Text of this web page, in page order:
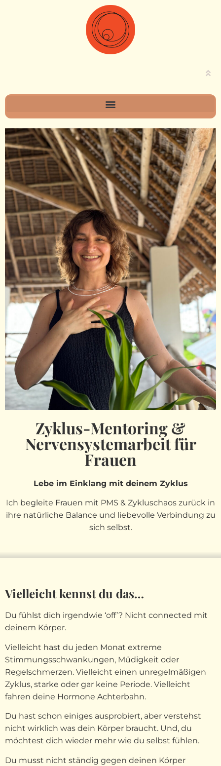
Zyklus-Mentoring &
Nervensystemarbeit für
Frauen
Lebe im Einklang mit deinem Zyklus
Ich begleite Frauen mit PMS & Zykluschaos zurück in
ihre natürliche Balance und liebevolle Verbindung zu
sich selbst.
Vielleicht kennst du das…
Du fühlst dich irgendwie ‘off’? Nicht connected mit
deinem Körper.
Vielleicht hast du jeden Monat extreme
Stimmungsschwankungen, Müdigkeit oder
Regelschmerzen. Vielleicht einen unregelmäßigen
Zyklus, starke oder gar keine Periode. Vielleicht
fahren deine Hormone Achterbahn.
Du hast schon einiges ausprobiert, aber verstehst
nicht wirklich was dein Körper braucht. Und, du
möchtest dich wieder mehr wie du selbst fühlen.
Du musst nicht ständig gegen deinen Körper